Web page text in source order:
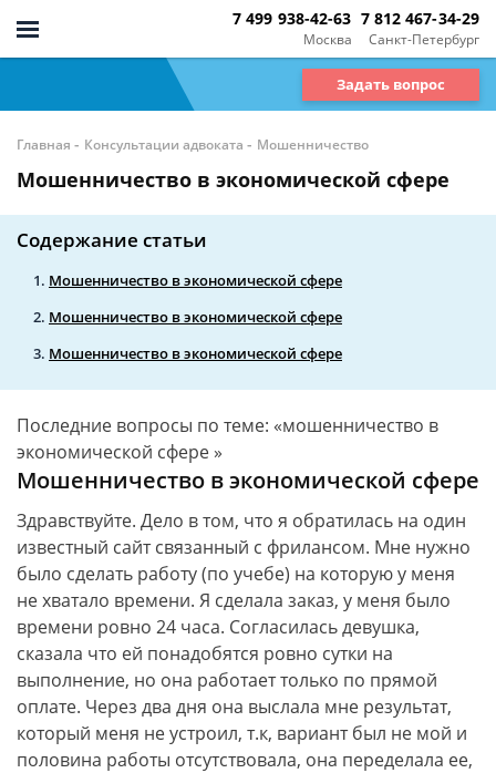
Москва
7 499 938-42-63
Санкт-Петербург
7 812 467-34-29
Задать вопрос
Главная - Консультации адвоката - Мошенничество
Мошенничество в экономической сфере
Содержание статьи
Мошенничество в экономической сфере
Мошенничество в экономической сфере
Мошенничество в экономической сфере
Последние вопросы по теме: «мошенничество в
экономической сфере »
Мошенничество в экономической сфере
Здравствуйте. Дело в том, что я обратилась на один
известный сайт связанный с фрилансом. Мне нужно
было сделать работу (по учебе) на которую у меня
не хватало времени. Я сделала заказ, у меня было
времени ровно 24 часа. Согласилась девушка,
сказала что ей понадобятся ровно сутки на
выполнение, но она работает только по прямой
оплате. Через два дня она выслала мне результат,
который меня не устроил, т.к, вариант был не мой и
половина работы отсутствовала, она переделала ее,